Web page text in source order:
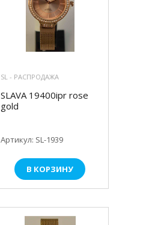
SL - РАСПРОДАЖА
SLAVA 19400ipr rose
gold
Артикул: SL-1939
В КОРЗИНУ